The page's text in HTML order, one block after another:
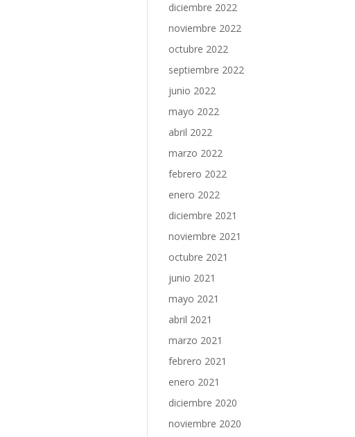
diciembre 2022
noviembre 2022
octubre 2022
septiembre 2022
junio 2022
mayo 2022
abril 2022
marzo 2022
febrero 2022
enero 2022
diciembre 2021
noviembre 2021
octubre 2021
junio 2021
mayo 2021
abril 2021
marzo 2021
febrero 2021
enero 2021
diciembre 2020
noviembre 2020